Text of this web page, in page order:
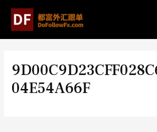
04E54A66F